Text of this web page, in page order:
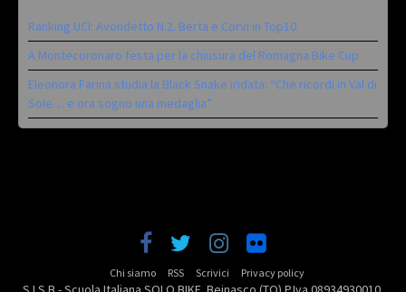
Ranking UCI: Avondetto N.2. Berta e Corvi in Top10
A Montecoronaro festa per la chiusura del Romagna Bike Cup
Eleonora Farina studia la Black Snake iridata: “Che ricordi in Val di
Sole… e ora sogno una medaglia”
Chi siamo RSS Scrivici Privacy policy